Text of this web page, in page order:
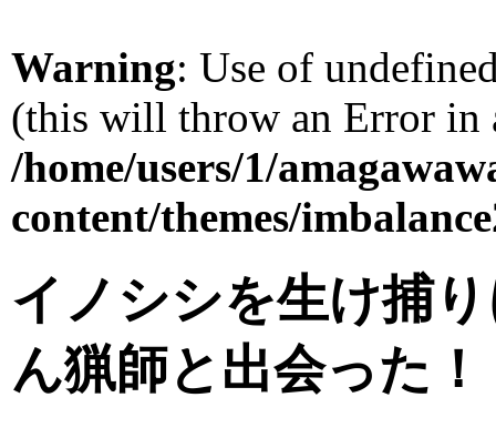
Warning: Use of
(this will throw an Error in
/home/users/1/
content/themes/
イノシシを生け捕
ん猟師と出会った！